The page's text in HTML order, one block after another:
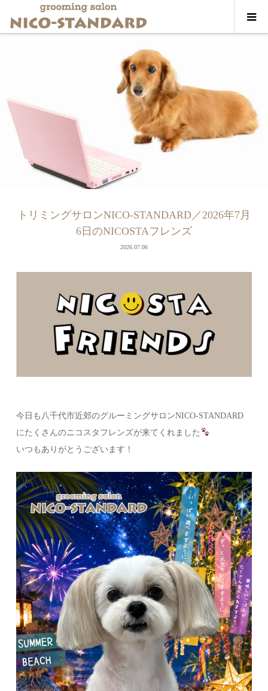
トリミングサロンNICO-STANDARD／2026年7月
6日のNICOSTAフレンズ
2026.07.06
今日も八千代市近郊のグルーミングサロンNICO-STANDARD
にたくさんのニコスタフレンズが来てくれました
いつもありがとうございます！